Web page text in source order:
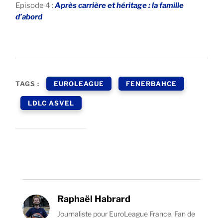
Episode 4 :Après carrière et héritage : la famille
d’abord
TAGS : EUROLEAGUE FENERBAHCE
LDLC ASVEL
Raphaël Habrard
Journaliste pour EuroLeague France. Fan de